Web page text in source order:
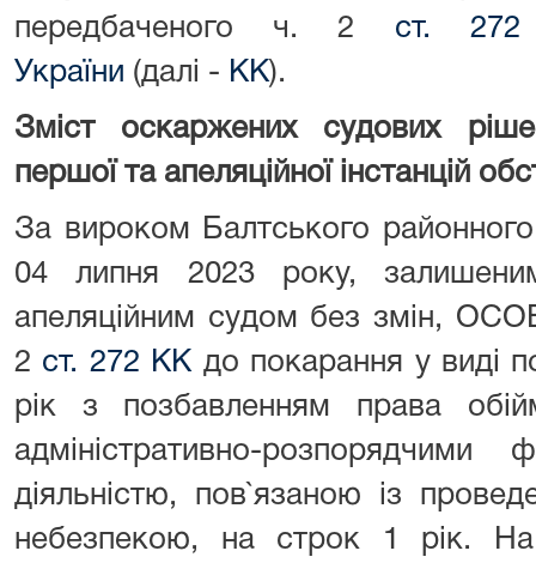
передбаченого ч. 2 ст. 272
України (далі - КК).
Зміст оскаржених судових
першої та апеляційної інстанцій
За вироком Балтського
04 липня 2023 року,
апеляційним судом без змін,
2 ст. 272 ККдо покарання у виді
рік з позбавленням права
адміністративно-
діяльністю, пов`язаною із
небезпекою, на строк 1 рік.